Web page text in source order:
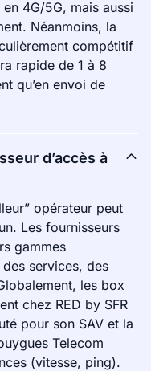
4G/5G, mais aussi
Néanmoins, la
compétitif
rapide de 1 à 8
qu’en envoi de
d’accès à
opérateur peut
Les fournisseurs
gammes
services, des
les box
chez RED by SFR
pour son SAV et la
Telecom
(vitesse, ping).